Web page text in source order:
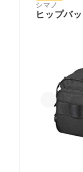
シマノ
ヒップバ